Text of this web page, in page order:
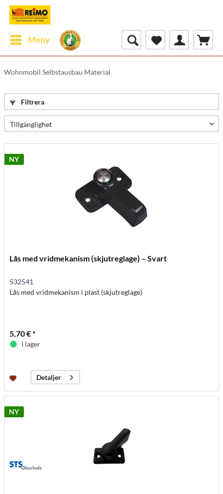
Meny
Wohnmobil Selbstausbau Material
Filtrera
NY
Lås med vridmekanism (skjutreglage) – Svart
532541
Lås med vridmekanism i plast (skjutreglage)
5,70 € *
I lager
Detaljer
NY